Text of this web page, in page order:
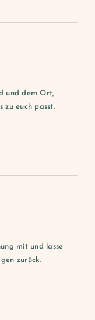
und dem Ort,
zu euch passt.
mit und lasse
zurück.